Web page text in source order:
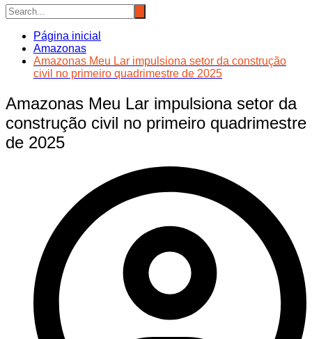
Página inicial
Amazonas
Amazonas Meu Lar impulsiona setor da construção
civil no primeiro quadrimestre de 2025
Amazonas Meu Lar impulsiona setor da
construção civil no primeiro quadrimestre
de 2025